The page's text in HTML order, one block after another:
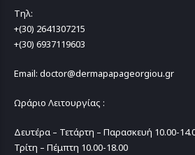
Τηλ:
+(30) 2641307215
+(30) 6937119603
Email: doctor@dermapapageorgiou.gr
Ωράριο Λειτουργίας :
Δευτέρα – Τετάρτη – Παρασκευή 10.00-
Τρίτη – Πέμπτη 10.00-18.00